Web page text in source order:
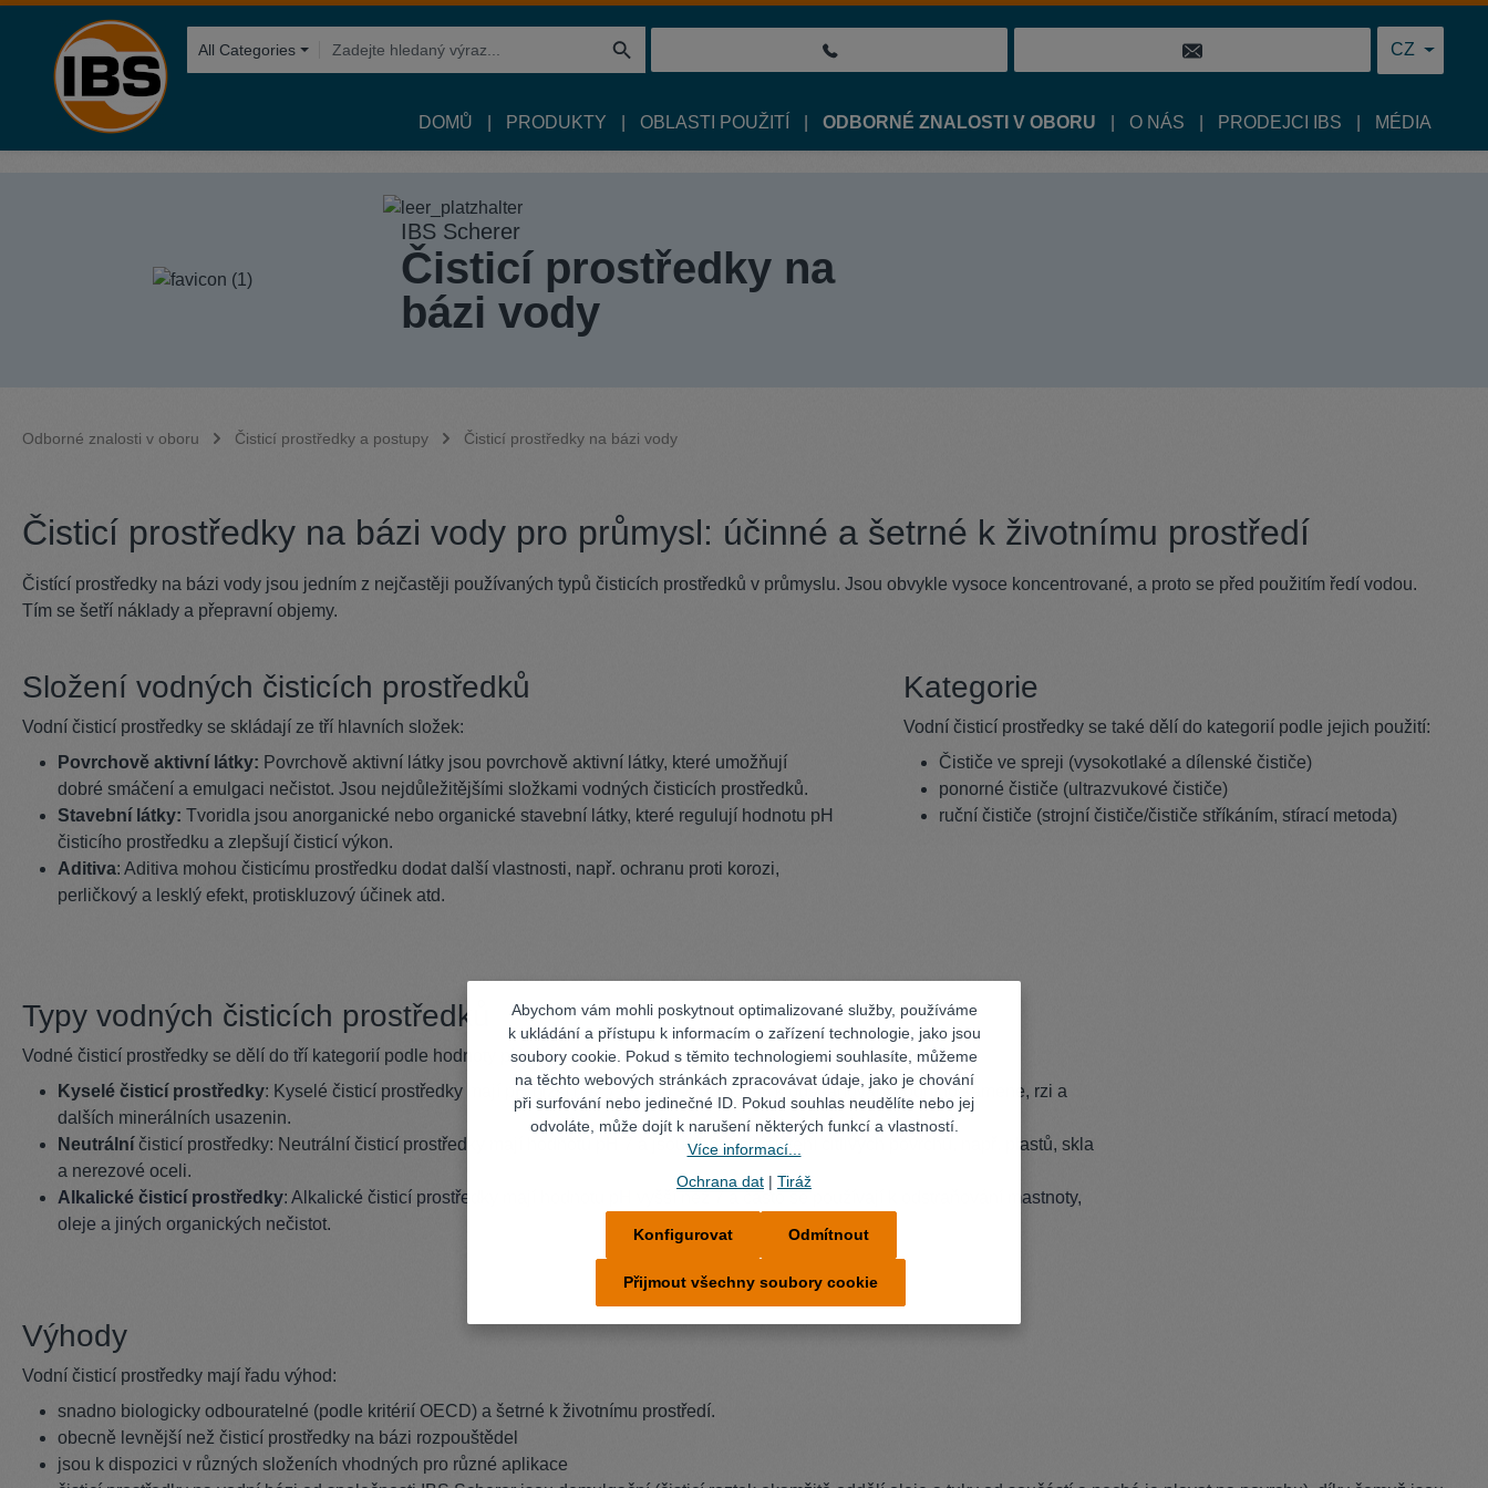
Přeskočit na hlavní navigaci
All Categories CZ
DOMŮ PRODUKTY OBLASTI POUŽITÍ ODBORNÉ ZNALOSTI V OBORU O NÁS PRODEJCI IBS MÉDIA
IBS Scherer
Čisticí prostředky na
bázi vody
Odborné znalosti v oboru Čisticí prostředky a postupy Čisticí prostředky na bázi vody
Čisticí prostředky na bázi vody pro průmysl: účinné a šetrné k životnímu prostředí
Čistící prostředky na bázi vody jsou jedním z nejčastěji používaných typů čisticích prostředků v průmyslu. Jsou obvykle vysoce koncentrované, a proto se před použitím ředí vodou.
Tím se šetří náklady a přepravní objemy.
Složení vodných čisticích prostředků
Vodní čisticí prostředky se skládají ze tří hlavních složek:
Povrchově aktivní látky: Povrchově aktivní látky jsou povrchově aktivní látky, které umožňují
dobré smáčení a emulgaci nečistot. Jsou nejdůležitějšími složkami vodných čisticích prostředků.
Stavební látky: Tvoridla jsou anorganické nebo organické stavební látky, které regulují hodnotu pH
čisticího prostředku a zlepšují čisticí výkon.
Aditiva: Aditiva mohou čisticímu prostředku dodat další vlastnosti, např. ochranu proti korozi,
perličkový a lesklý efekt, protiskluzový účinek atd.
Kategorie
Vodní čisticí prostředky se také dělí do kategorií podle jejich použití:
Čističe ve spreji (vysokotlaké a dílenské čističe)
ponorné čističe (ultrazvukové čističe)
ruční čističe (strojní čističe/čističe stříkáním, stírací metoda)
Typy vodných čisticích prostředků
Vodné čisticí prostředky se dělí do tří kategorií podle hodnoty pH:
Kyselé čisticí prostředky: Kyselé čisticí prostředky mají pH nižší než 7. Často se používají k odstraňování vodního kamene, rzi a
dalších minerálních usazenin.
Neutrální čisticí prostředky: Neutrální čisticí prostředky mají hodnotu pH 7 a jsou vhodné k čištění citlivých povrchů, např. plastů, skla
a nerezové oceli.
Alkalické čisticí prostředky: Alkalické čisticí prostředky mají hodnotu pH vyšší než 7 a často se používají k odstraňování mastnoty,
oleje a jiných organických nečistot.
Výhody
Vodní čisticí prostředky mají řadu výhod:
snadno biologicky odbouratelné (podle kritérií OECD) a šetrné k životnímu prostředí.
obecně levnější než čisticí prostředky na bázi rozpouštědel
jsou k dispozici v různých složeních vhodných pro různé aplikace
Abychom vám mohli poskytnout optimalizované služby, používáme
k ukládání a přístupu k informacím o zařízení technologie, jako jsou
soubory cookie. Pokud s těmito technologiemi souhlasíte, můžeme
na těchto webových stránkách zpracovávat údaje, jako je chování
při surfování nebo jedinečné ID. Pokud souhlas neudělíte nebo jej
odvoláte, může dojít k narušení některých funkcí a vlastností.
Více informací...
Ochrana dat | Tiráž
Odmítnout
Konfigurovat
Přijmout všechny soubory cookie